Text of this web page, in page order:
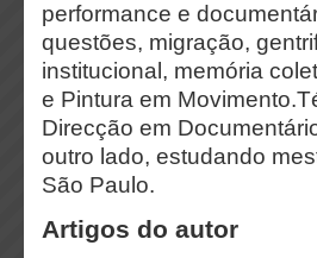
performance e
questões, migração,
institucional, memória
e Pintura em
Direcção em
outro lado, estudando
São Paulo.
Artigos do autor